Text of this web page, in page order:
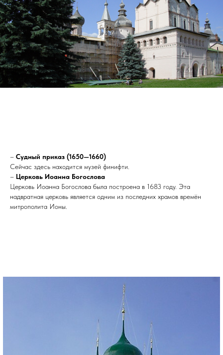
– Судный приказ (1650—1660)
Сейчас здесь находится музей финифти.
– Церковь Иоанна Богослова
Церковь Иоанна Богослова была построена в 1683 году. Эта
надвратная церковь является одним из последних храмов времён
митрополита Ионы.